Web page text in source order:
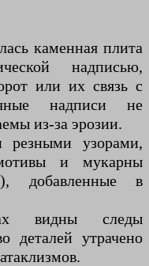
каменная плита
надписью,
или их связь с
надписи не
из-за эрозии.
резными узорами,
и мукарны
добавленные в
видны следы
деталей утрачено